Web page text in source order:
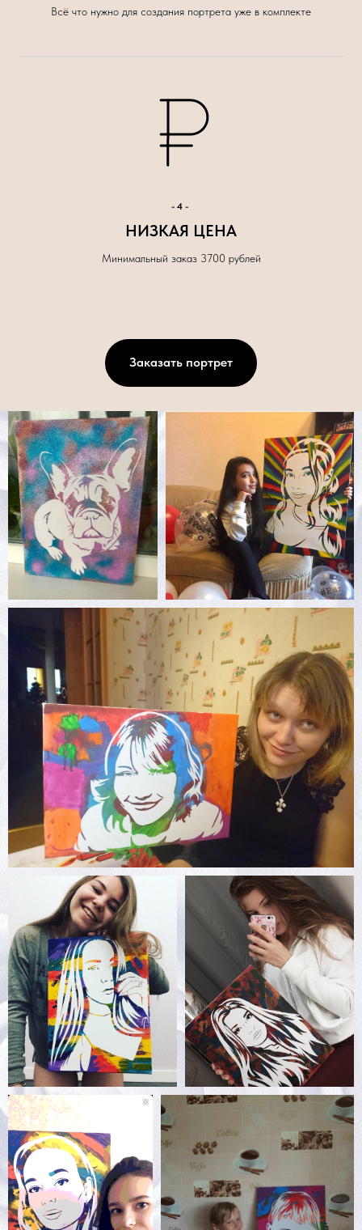
Всё что нужно для создания портрета уже в комплекте
-4-
НИЗКАЯ ЦЕНА
Минимальный заказ 3700 рублей
Заказать портрет